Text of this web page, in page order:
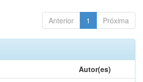
Anterior 1 Próxima
Autor(es)